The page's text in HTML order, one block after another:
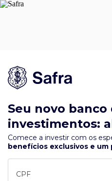
Seu novo banco
investimentos:
Comece a investir com os
benefícios exclusivos e
CPF